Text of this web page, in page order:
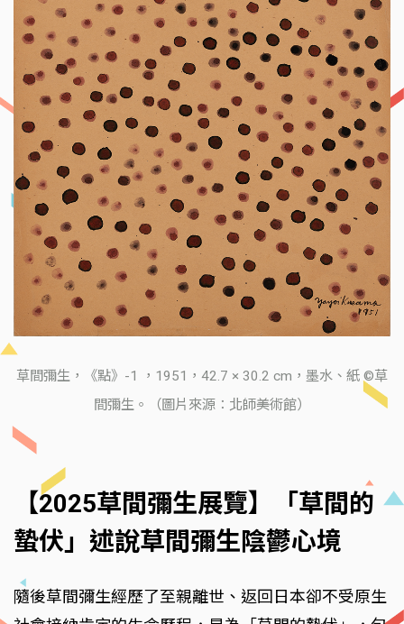
草間彌生，《點》-1 ，1951，42.7 × 30.2 cm，墨水、紙 ©草
間彌生。（圖片來源：北師美術館）
【2025草間彌生展覽】「草間的
蟄伏」述說草間彌生陰鬱心境
隨後草間彌生經歷了至親離世、返回日本卻不受原生